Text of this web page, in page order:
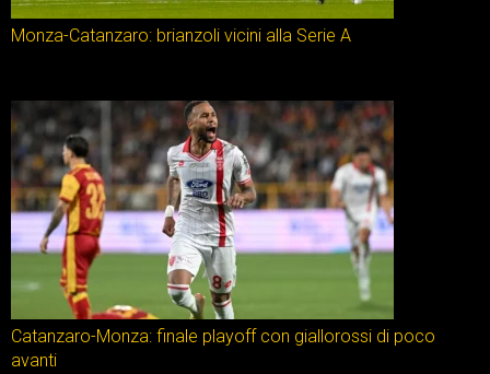
Monza-Catanzaro: brianzoli vicini alla Serie A
Catanzaro-Monza: finale playoff con giallorossi di poco
avanti